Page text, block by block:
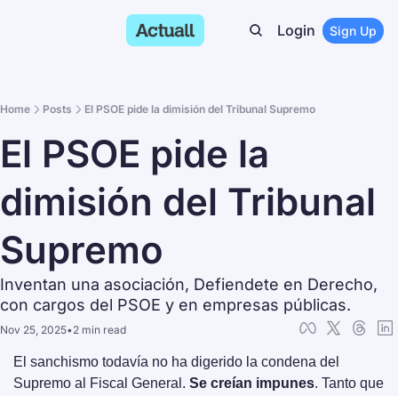
Login Sign Up
Home Posts El PSOE pide la dimisión del Tribunal Supremo
El PSOE pide la
dimisión del Tribunal
Supremo
Inventan una asociación, Defiendete en Derecho,
con cargos del PSOE y en empresas públicas.
Nov 25, 2025•2 min read
El sanchismo todavía no ha digerido la condena del
Supremo al Fiscal General. Se creían impunes. Tanto que